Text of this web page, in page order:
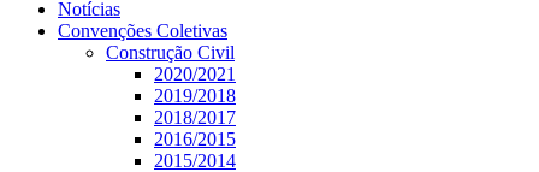
Notícias
Convenções Coletivas
Construção Civil
2020/2021
2019/2018
2018/2017
2016/2015
2015/2014